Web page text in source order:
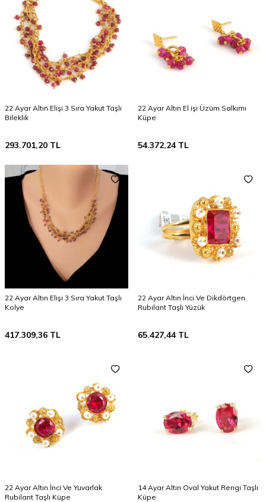
22 Ayar Altın Elişi 3 Sıra Yakut Taşlı
Bileklik
293.701,20 TL
22 Ayar Altın El işi Üzüm Salkımı
Küpe
54.372,24 TL
22 Ayar Altın Elişi 3 Sıra Yakut Taşlı
Kolye
417.309,36 TL
22 Ayar Altın İnci Ve Dikdörtgen
Rubilant Taşlı Yüzük
65.427,44 TL
22 Ayar Altın İnci Ve Yuvarlak
Rubilant Taşlı Küpe
14 Ayar Altın Oval Yakut Rengi Taşlı
Küpe